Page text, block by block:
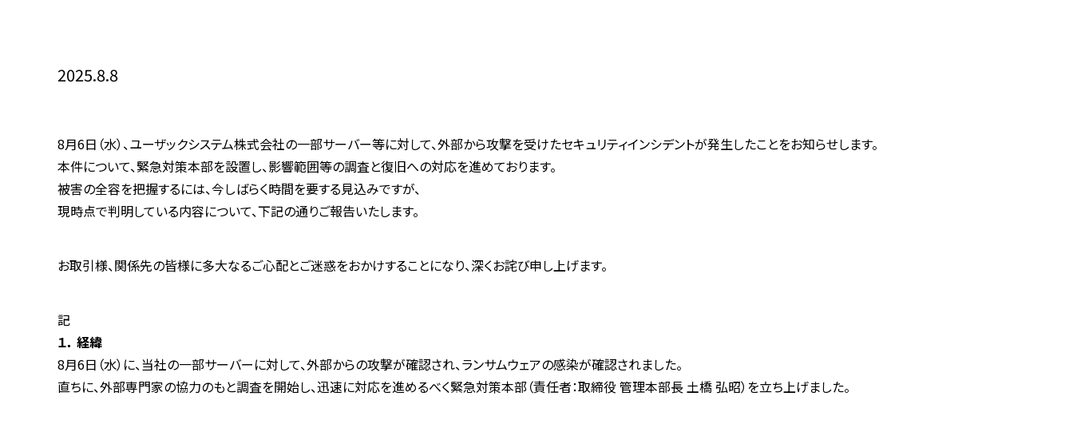
2025.8.8
8月6日（水）、ユーザックシステム株式会社の一部サーバー等に対して、外部から攻撃を受けたセキュリティインシデントが発生したことをお知らせします。
本件について、緊急対策本部を設置し、影響範囲等の調査と復旧への対応を進めております。
被害の全容を把握するには、今しばらく時間を要する見込みですが、
現時点で判明している内容について、下記の通りご報告いたします。
お取引様、関係先の皆様に多大なるご心配とご迷惑をおかけすることになり、深くお詫び申し上げます。
記
１． 経緯
8月6日（水）に、当社の一部サーバーに対して、外部からの攻撃が確認され、ランサムウェアの感染が確認されました。
直ちに、外部専門家の協力のもと調査を開始し、迅速に対応を進めるべく緊急対策本部（責任者：取締役 管理本部長 土橋 弘昭）を立ち上げました。